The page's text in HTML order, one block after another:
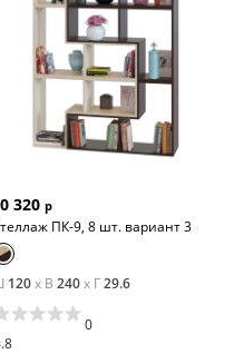
320 р
ПК-9, 8 шт. вариант 3
120x В 240x Г29.6
0